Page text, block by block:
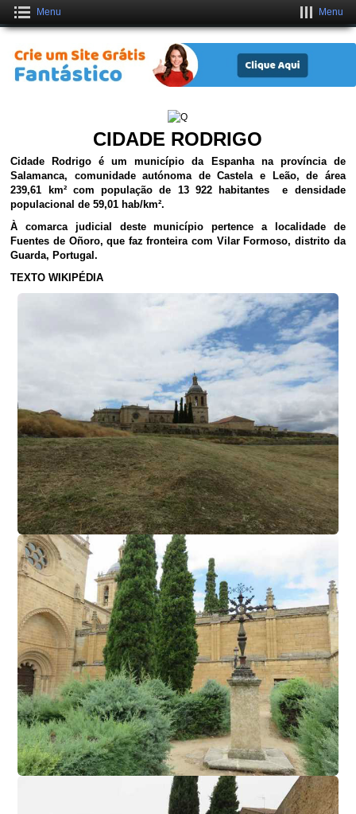
Menu Menu
CIDADE RODRIGO
Cidade Rodrigo é um município da Espanha na província de
Salamanca, comunidade autónoma de Castela e Leão, de área
239,61 km²com população de 13 922habitantes e densidade
populacional de59,01 hab/km².
À comarca judicial deste município pertence a localidade de
Fuentes de Oñoro, que faz fronteira com Vilar Formoso, distrito da
Guarda, Portugal.
TEXTO WIKIPÉDIA
Crie um Site Grátis Fantástico